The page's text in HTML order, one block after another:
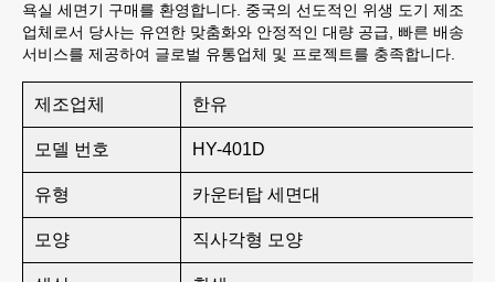
욕실 세면기 구매를 환영합니다. 중국의 선도적인 위생 도기 제조
업체로서 당사는 유연한 맞춤화와 안정적인 대량 공급, 빠른 배송
서비스를 제공하여 글로벌 유통업체 및 프로젝트를 충족합니다.
제조업체 한유
모델 번호 HY-401D
유형 카운터탑 세면대
모양 직사각형 모양